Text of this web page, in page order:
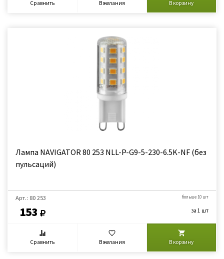
Сравнить В желания В корзину
Лампа NAVIGATOR 80 253 NLL-P-G9-5-230-6.5K-NF (без
пульсаций)
Арт.: 80 253
153
больше 10 шт
за 1 шт
Сравнить В желания В корзину